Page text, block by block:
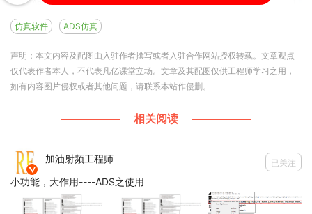
我设计低噪放时，比较喜欢用红色方框中的这个模
板，如上图。打开这个模板时，就自动弹出两个窗
口，一个是原理图窗口，一个是数据结果窗口。用实
计算结果，即可快速地完成设计。
仿真软件 ADS仿真
声明：本文内容及配图由入驻作者撰写或者入驻合作网站授权转载。文章观点
仅代表作者本人，不代表凡亿课堂立场。文章及其配图仅供工程师学习之用，
如有内容图片侵权或者其他问题，请联系本站作侵删。
相关阅读

加油射频工程师 已关注
小功能，大作用----ADS之使用